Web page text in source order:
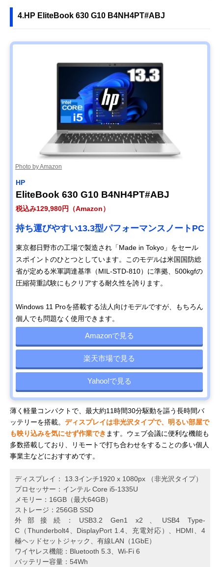
4.HP EliteBook 630 G10 B4NH4PT#ABJ
Photo by Amazon
HP
EliteBook 630 G10 B4NH4PT#ABJ
税込み129,980円（Amazon）
持ち運びやすい13.3型パフォーマンスノートPC
東京都日野市の工場で製造され「Made in Tokyo」をセール
スポイントのひとつとしています。このモデルは米国国防総
省が定める米軍調達基準（MIL-STD-810）に準拠、500kgfの
圧縮荷重試験にもクリアする耐久性を誇ります。
Windows 11 Proを搭載する法人向けモデルですが、もちろん
個人でも問題なく使用できます。
Amazonで見る
楽天市場で見る
Yahoo!で見る
薄く軽量コンパクトで、最大約11時間30分駆動を謳う長時間バ
ッテリーを搭載。 ディスプレイは非光沢タイプで、明るい部屋で
も映り込みを気にせず作業でき ます。ウェブ会議に便利な機能も
多数搭載しており、リモートで打ち合わせをすることの多い個人
事業主などにおすすめです。
ディスプレイ： 13.3インチ1920 x 1080px （非光沢タイプ）
プロセッサー：インテル Core i5-1335U
メモリー：16GB（最大64GB）
ストレージ：256GB SSD
外部接続：USB3.2 Gen1 x2、USB4 Type-
C（Thunderbolt4、DisplayPort 1.4、充電対応）、HDMI、4
極ヘッドセットジャック、有線LAN（1GbE）
ワイヤレス機能：Bluetooth 5.3、Wi-Fi 6
バッテリー容量：54Wh